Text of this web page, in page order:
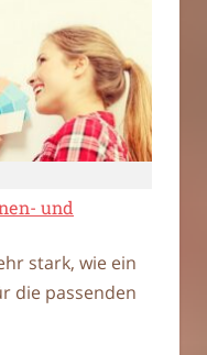
und
stark, wie ein
die passenden